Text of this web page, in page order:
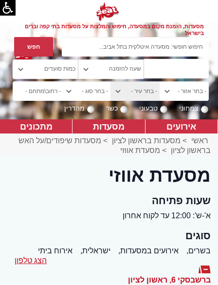
מסעדות, הזמנת מקום במסעדה, חיפוש והמלצות על מסעדות בתי קפה וברים
בישראל
צמחוני טבעוני כשר מהדרין
אירועים מסעדות מתכונים
ראשי > מסעדות בראשון לציון > מסעדות שיפודים/על האש
בראשון לציון > מסעדת אווזי
מסעדת אווזי
שעות פתיחה
א'-ש': 12:00 עד לקוח אחרון
סוגים
בשרים, אירועים במסעדות, ישראלית,
אירוח ביתי
הצג טלפון
ברשבסקי 6 , ראשון לציון